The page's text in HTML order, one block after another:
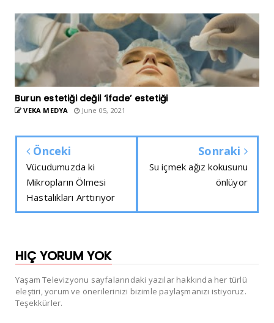
Burun estetiği değil ‘ifade’ estetiği
VEKA MEDYA June 05, 2021
Önceki
Vücudumuzda ki
Mikropların Ölmesi
Hastalıkları Arttırıyor
Sonraki
Su içmek ağız kokusunu
önlüyor
HIÇ YORUM YOK
Yaşam Televizyonu sayfalarındaki yazılar hakkında her türlü
eleştiri, yorum ve önerilerinizi bizimle paylaşmanızı istiyoruz.
Teşekkürler.